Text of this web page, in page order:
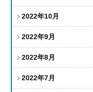
2022年10月
2022年9月
2022年8月
2022年7月